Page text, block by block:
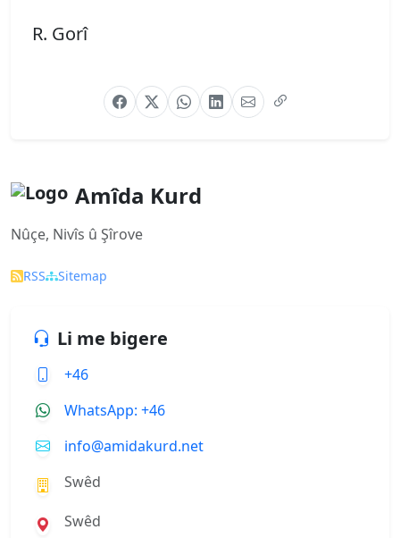
R. Gorî
Amîda Kurd
Nûçe, Nivîs û Şîrove
RSS Sitemap
Li me bigere
+46
WhatsApp: +46
info@amidakurd.net
Swêd
Swêd